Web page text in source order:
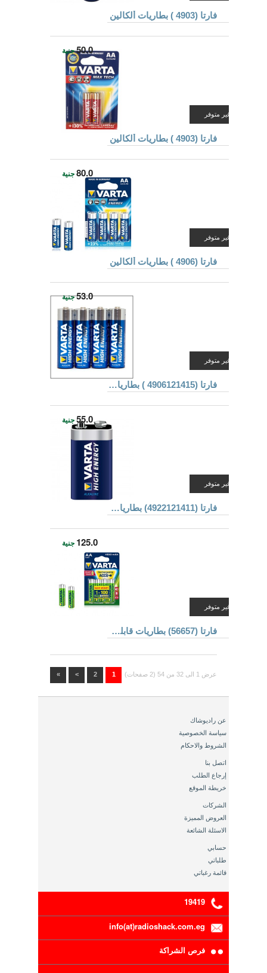
فارتا (4903 ) بطاريات ألكالين
غير متوفر
50.0جنية
فارتا (4903 ) بطاريات ألكالين
غير متوفر
80.0جنية
فارتا (4906 ) بطاريات ألكالين
غير متوفر
53.0جنية
فارتا (4906121415 ) بطاريات ألكالين
غير متوفر
55.0جنية
فارتا (4922121411) بطاريات ألكالين
غير متوفر
125.0 جنية
فارتا (56657) بطاريات قابلة للشحن مقاس AA
1
2
>
» عرض 1 الى 32 من 54 (2 صفحات)
عن راديوشاك
سياسة الخصوصية
الشروط والاحكام
اتصل بنا
إرجاع الطلب
خريطة الموقع
الشركات
العروض المميزة
الاسئلة الشائعة
حسابي
طلباتي
قائمة رغباتي
19419
info(at)radioshack.com.eg
فرص الشراكة